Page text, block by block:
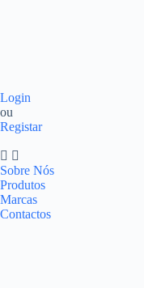
Login
ou
Registar
Sobre Nós
Produtos
Marcas
Contactos